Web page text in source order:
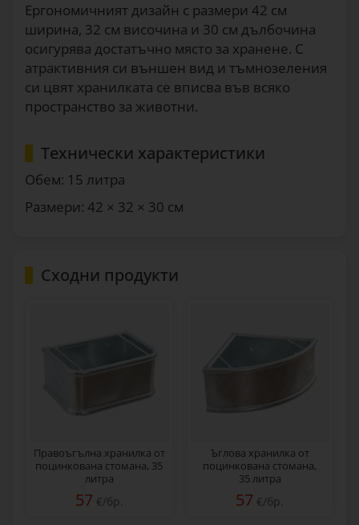
Ергономичният дизайн с размери 42 см
ширина, 32 см височина и 30 см дълбочина
осигурява достатъчно място за хранене. С
атрактивния си външен вид и тъмнозеления
си цвят хранилката се вписва във всяко
пространство за животни.
Технически характеристики
Обем: 15 литра
Размери: 42 × 32 × 30 см
Сходни продукти
Правоъгълна хранилка от
поцинкована стомана, 35
литра
57 €/бр.
Ъглова хранилка от
поцинкована стомана,
35 литра
57 €/бр.